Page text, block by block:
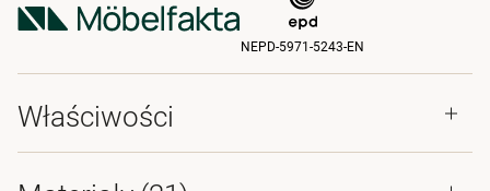
NEPD-5971-5243-EN
Właściwości